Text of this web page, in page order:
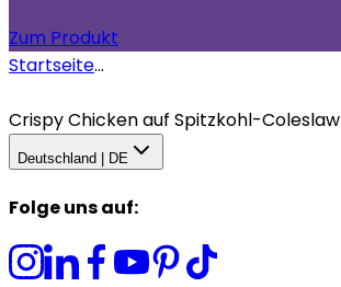
Zum Produkt
Startseite...
Crispy Chicken auf Spitzkohl-Coleslaw
Deutschland | DE
Folge uns auf: